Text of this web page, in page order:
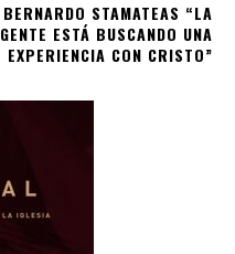
BERNARDO STAMATEAS “LA
GENTE ESTÁ BUSCANDO UNA
EXPERIENCIA CON CRISTO”